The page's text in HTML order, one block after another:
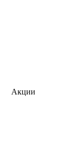
Акции